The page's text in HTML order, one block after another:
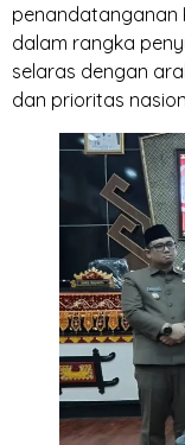
penandatanganan
dalam rangka
selaras dengan
dan prioritas